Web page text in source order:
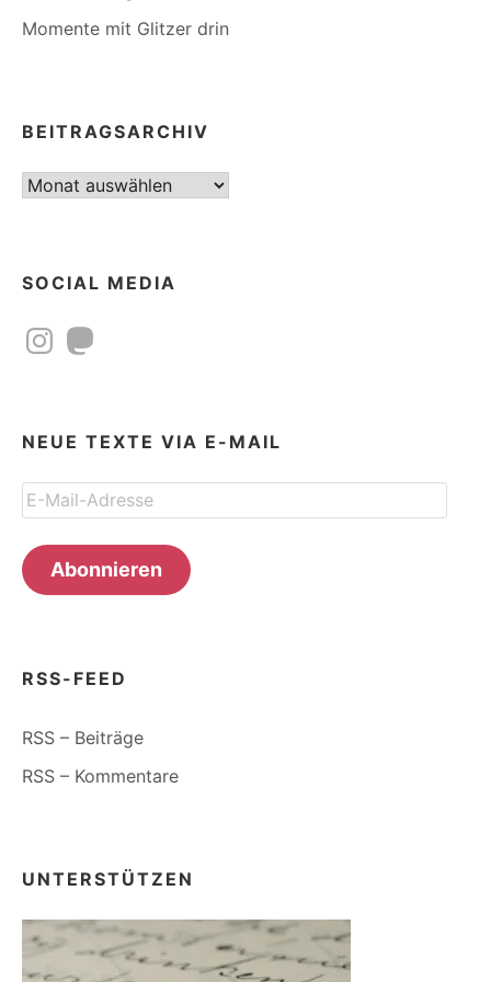
Momente mit Glitzer drin
BEITRAGSARCHIV
Beitragsarchiv
SOCIAL MEDIA
InstagramMastodon
NEUE TEXTE VIA E-MAIL
E-
Mail-
Adresse
Abonnieren
RSS-FEED
RSS – Beiträge
RSS – Kommentare
UNTERSTÜTZEN